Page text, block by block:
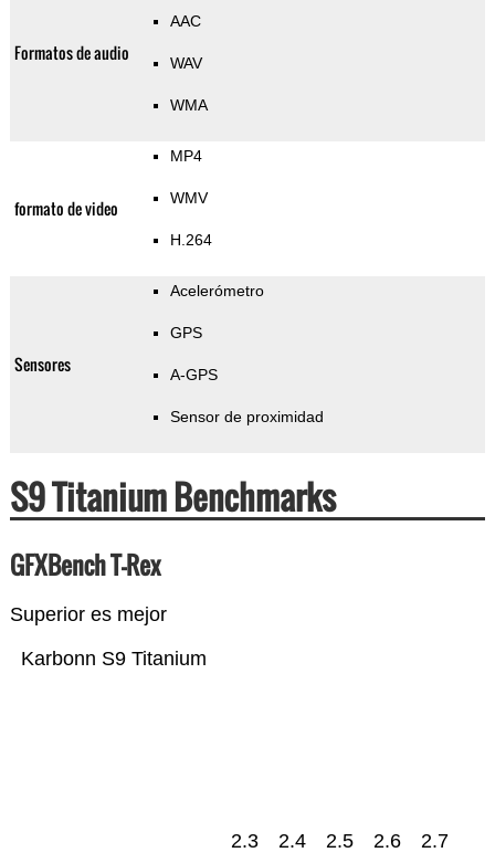
Formatos de audio
AAC
WAV
WMA
formato de video
MP4
WMV
H.264
Sensores
Acelerómetro
GPS
A-GPS
Sensor de proximidad
S9 Titanium Benchmarks
GFXBench T-Rex
Superior es mejor
Karbonn S9 Titanium
2.3 2.4 2.5 2.6 2.7